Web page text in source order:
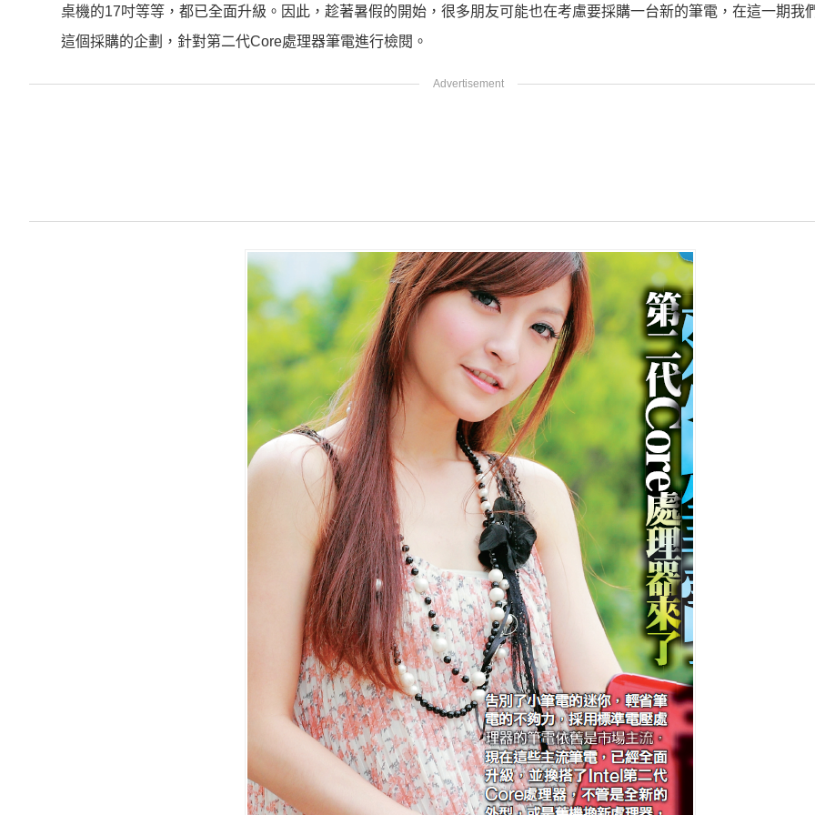
桌機的17吋等等，都已全面升級。因此，趁著暑假的開始，很多朋友可能也在考慮要採購一台新的筆電，在這一期我
這個採購的企劃，針對第二代Core處理器筆電進行檢閱。